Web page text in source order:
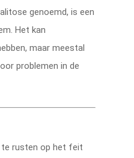
genoemd, is een
Het kan
maar meestal
problemen in de
rusten op het feit